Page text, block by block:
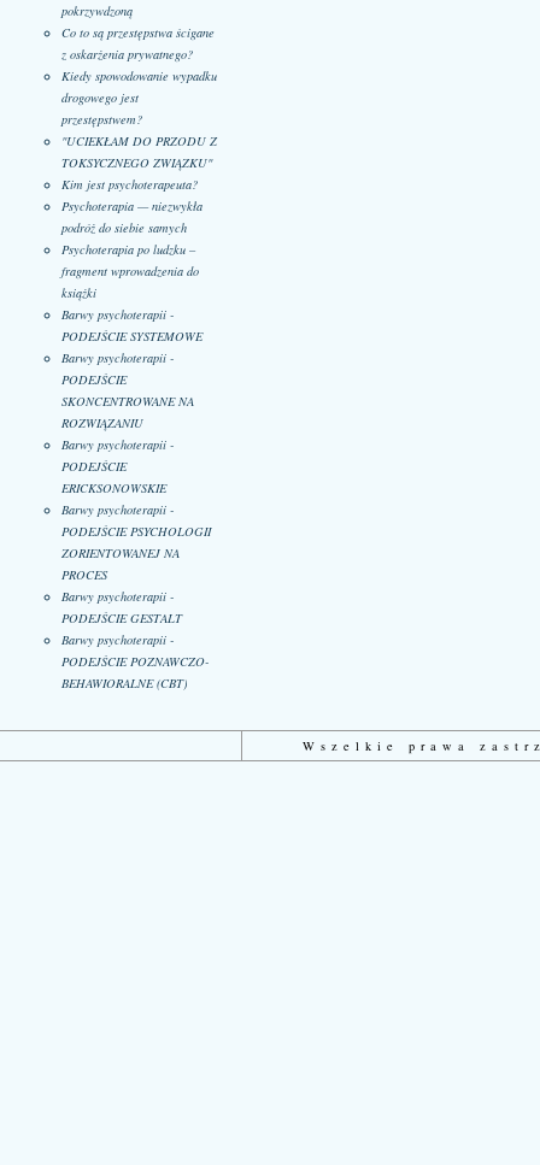
pokrzywdzoną
Co to są przestępstwa ścigane
z oskarżenia prywatnego?
Kiedy spowodowanie wypadku
drogowego jest
przestępstwem?
"UCIEKŁAM DO PRZODU Z
TOKSYCZNEGO ZWIĄZKU"
Kim jest psychoterapeuta?
Psychoterapia — niezwykła
podróż do siebie samych
Psychoterapia po ludzku –
fragment wprowadzenia do
książki
Barwy psychoterapii -
PODEJŚCIE SYSTEMOWE
Barwy psychoterapii -
PODEJŚCIE
SKONCENTROWANE NA
ROZWIĄZANIU
Barwy psychoterapii -
PODEJŚCIE
ERICKSONOWSKIE
Barwy psychoterapii -
PODEJŚCIE PSYCHOLOGII
ZORIENTOWANEJ NA
PROCES
Barwy psychoterapii -
PODEJŚCIE GESTALT
Barwy psychoterapii -
PODEJŚCIE POZNAWCZO-
BEHAWIORALNE (CBT)
Wszelkie prawa